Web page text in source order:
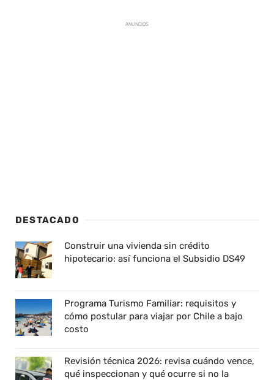
ANUNCIOS
DESTACADO
Construir una vivienda sin crédito
hipotecario: así funciona el Subsidio DS49
Programa Turismo Familiar: requisitos y
cómo postular para viajar por Chile a bajo
costo
Revisión técnica 2026: revisa cuándo vence,
qué inspeccionan y qué ocurre si no la